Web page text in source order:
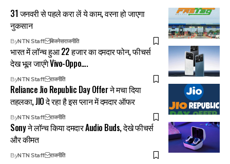
31 जनवरी से पहले करा लें ये काम, वरना हो जाएगा
नुकसान
ByNTN Staff बिजनेसराजनीति
भारत में लॉन्च हुआ 22 हजार का दमदार फोन, फीचर्स
देख भूल जाएंगे Vivo-Oppo….
ByNTN Staff राजनीति
Reliance Jio Republic Day Offer ने मचा दिया
तहलका, JIO दे रहा है इस प्लान में दमदार ऑफर
ByNTN Staff राजनीति
Sony ने लॉन्च किया दमदार Audio Buds, देखे फीचर्स
और कीमत
ByNTN Staff राजनीति